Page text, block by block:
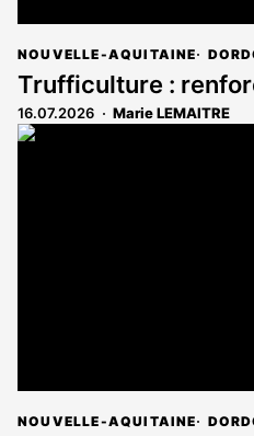
NOUVELLE-AQUITAINE
Trufficulture :
16.07.2026 Marie LEMAITRE
NOUVELLE-AQUITAINE